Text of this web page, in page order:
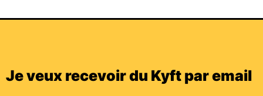
Je veux recevoir du Kyft par email